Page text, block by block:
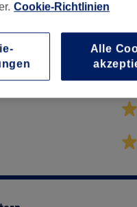
Cookie-Richtlinien
Alle